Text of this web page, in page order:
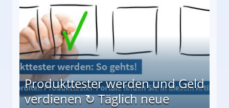
Produkttester werden und Geld
verdienen ↻ Täglich neue